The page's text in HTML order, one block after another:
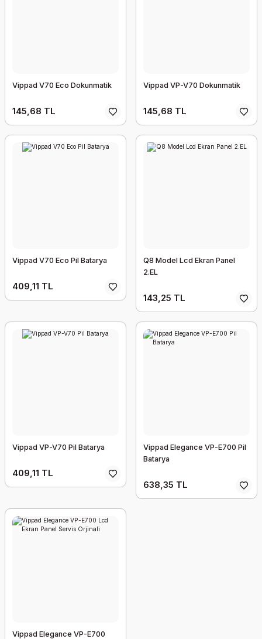
Vippad V70 Eco Dokunmatik
145,68 TL
Vippad VP-V70 Dokunmatik
145,68 TL
Vippad V70 Eco Pil Batarya
409,11 TL
Q8 Model Lcd Ekran Panel
2.EL
143,25 TL
Vippad VP-V70 Pil Batarya
409,11 TL
Vippad Elegance VP-E700 Pil
Batarya
638,35 TL
Vippad Elegance VP-E700